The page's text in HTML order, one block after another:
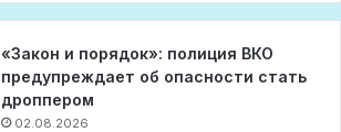
«Закон и порядок»: полиция ВКО
предупреждает об опасности стать
дроппером
02.08.2026